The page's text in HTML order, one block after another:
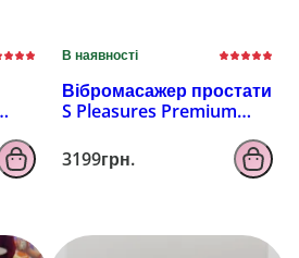
В наявності
Вібромасажер простати
S Pleasures Premium
рельєфом, 10 режимів
вібрації
3199грн.